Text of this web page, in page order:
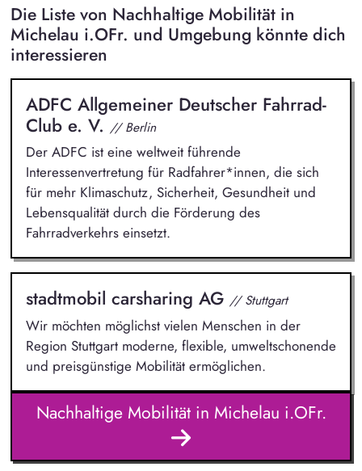
Die Liste von Nachhaltige Mobilität in
Michelau i.OFr. und Umgebung könnte dich
interessieren
ADFC Allgemeiner Deutscher Fahrrad-
Club e. V. // Berlin
Der ADFC ist eine weltweit führende
Interessenvertretung für Radfahrer*innen, die sich
für mehr Klimaschutz, Sicherheit, Gesundheit und
Lebensqualität durch die Förderung des
Fahrradverkehrs einsetzt.
stadtmobil carsharing AG // Stuttgart
Wir möchten möglichst vielen Menschen in der
Region Stuttgart moderne, flexible, umweltschonende
und preisgünstige Mobilität ermöglichen.
Nachhaltige Mobilität in Michelau i.OFr.